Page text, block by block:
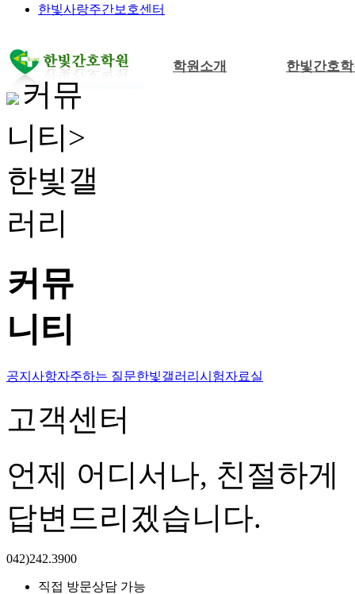
한빛사랑주간보호센터
학원소개 한빛간호
커뮤
니티>
한빛갤
러리
커뮤
니티
공지사항자주하는 질문한빛갤러리 시험자료실
고객센터
언제 어디서나, 친절하게
답변드리겠습니다.
042)242.3900
직접 방문상담 가능